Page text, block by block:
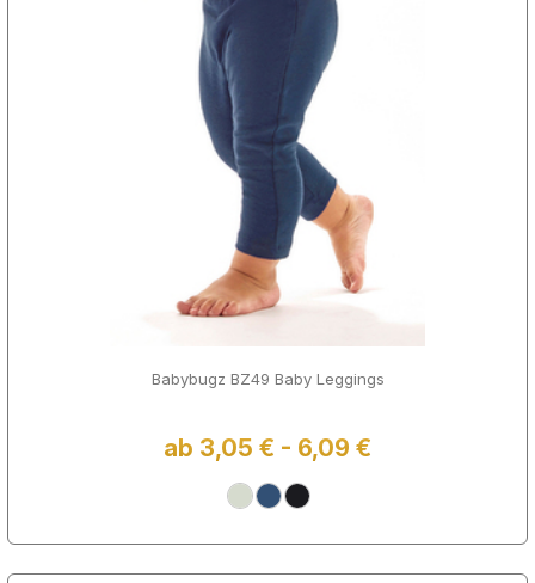
Babybugz BZ49 Baby Leggings
ab 3,05 € - 6,09 €